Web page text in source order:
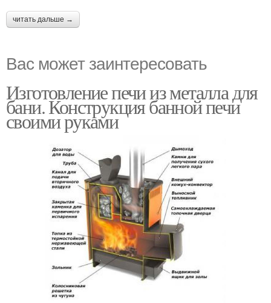
читать дальше →
Вас может заинтересовать
Изготовление печи из металла для
бани. Конструкция банной печи
своими руками